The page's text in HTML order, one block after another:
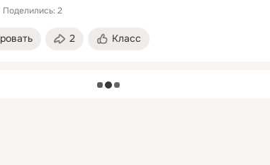
Поделились: 2
2 Класс